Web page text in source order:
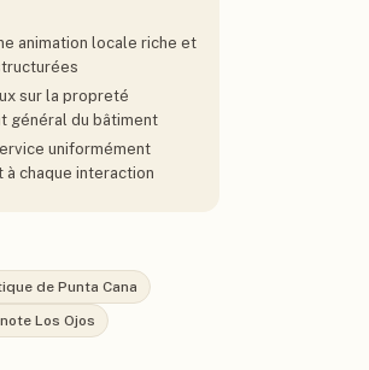
animation locale riche et
sur la propreté
général du bâtiment
uniformément
chaque interaction
de Punta Cana
Los Ojos